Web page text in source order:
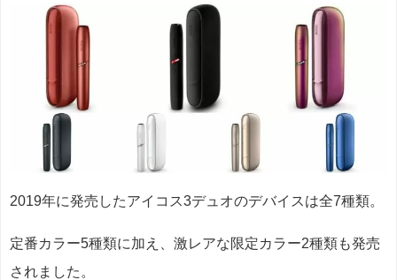
2019年に発売したアイコス3デュオのデバイスは全7種類。
定番カラー5種類に加え、激レアな限定カラー2種類も発売
されました。